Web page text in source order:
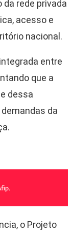
rede privada
acesso e
nacional.
entre
que a
dessa
da
o Projeto